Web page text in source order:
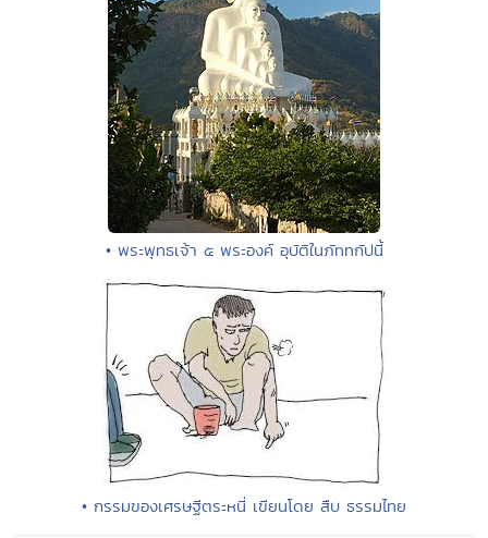
• พระพุทธเจ้า ๕ พระองค์ อุบัติในภัททกัปนี้
• กรรมของเศรษฐีตระหนี่ เขียนโดย สืบ ธรรมไทย